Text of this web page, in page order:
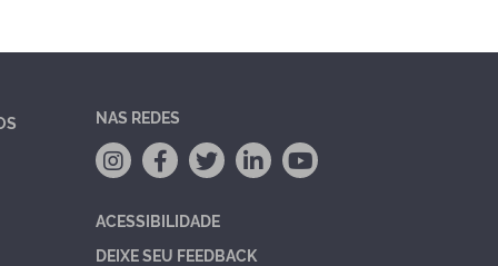
NAS REDES
ACESSIBILIDADE
DEIXE SEU FEEDBACK